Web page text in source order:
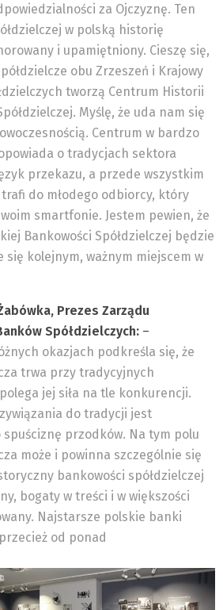
za Ojczyznę. Ten
w polską historię
i upamiętniony. Cieszę się,
obu Zrzeszeń i Krajowy
tworzą Centrum Historii
Myślę, że uda nam się
Centrum w bardzo
o tradycjach sektora
przekazu, a przede wszystkim
do młodego odbiorcy, który
smartfonie. Jestem pewien, że
Bankowości Spółdzielczej będzie
się kolejnym, ważnym miejscem w
Prezes Zarządu
Spółdzielczych: –
okazjach podkreśla się, że
trwa przy tradycyjnych
jej siła na tle konkurencji.
do tradycji jest
spuściznę przodków. Na tym polu
może i powinna szczególnie się
bankowości spółdzielczej
bogaty w treści i w większości
Najstarsze polskie banki
od ponad